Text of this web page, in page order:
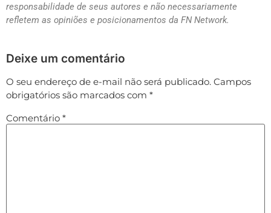
responsabilidade de seus autores e não necessariamente
refletem as opiniões e posicionamentos da FN Network.
Deixe um comentário
O seu endereço de e-mail não será publicado. Campos
obrigatórios são marcados com *
Comentário *